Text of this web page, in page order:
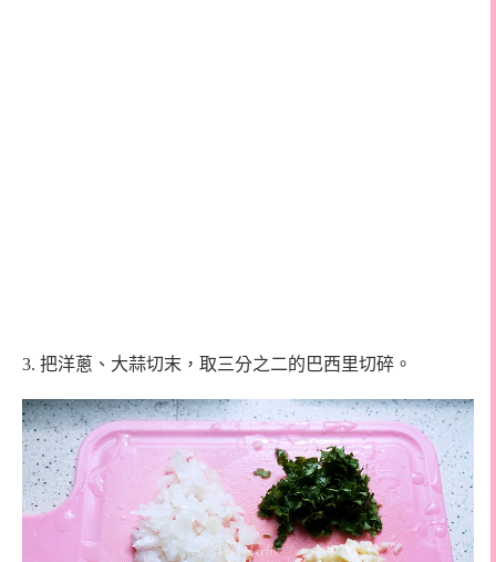
3. 把洋蔥、大蒜切末，取三分之二的巴西里切碎。